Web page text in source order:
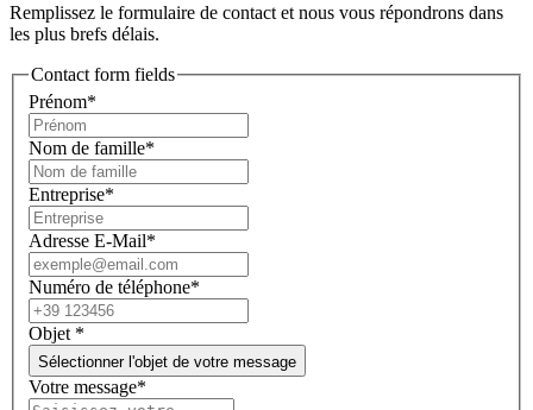
Remplissez le formulaire de contact et nous vous répondrons dans
les plus brefs délais.
Contact form fields
Prénom*
Nom de famille*
Entreprise*
Adresse E-Mail*
Numéro de téléphone*
Objet *
Sélectionner l'objet de votre message
Votre message*